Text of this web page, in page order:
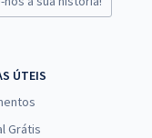
ÚTEIS
Grátis